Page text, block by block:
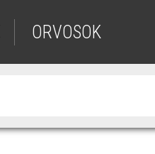
ORVOSOK